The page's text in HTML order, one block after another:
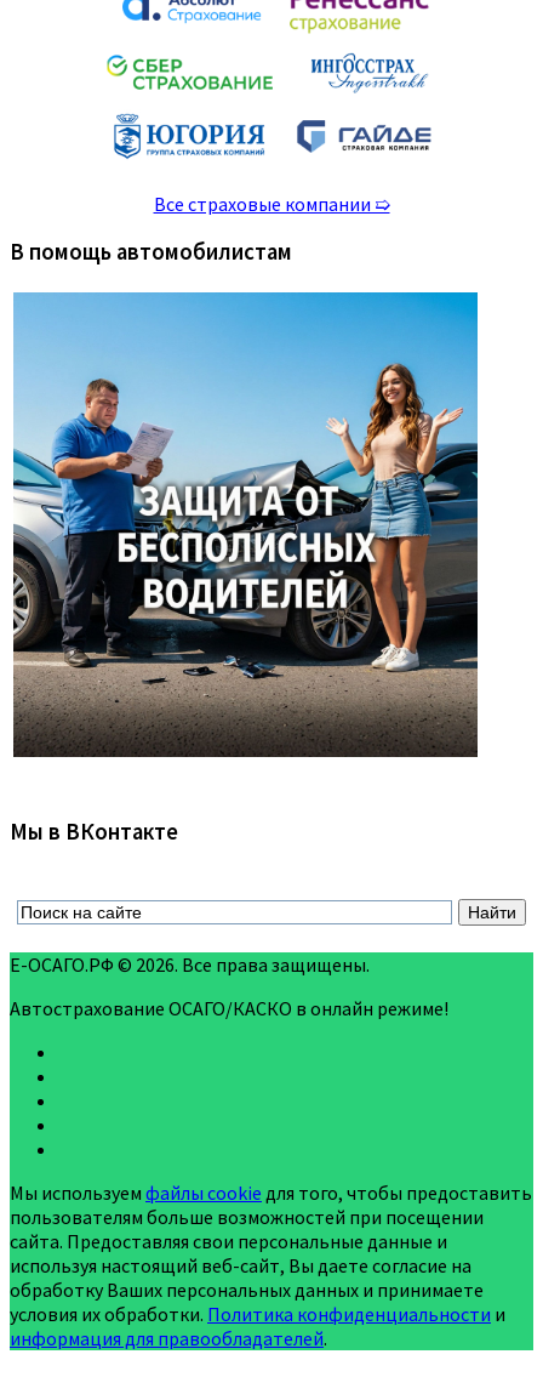
Все страховые компании ➯
В помощь автомобилистам
Мы в ВКонтакте
Е-ОСАГО.РФ © 2026. Все права защищены.
Автострахование ОСАГО/КАСКО в онлайн режиме!
Мы используем файлы cookie для того, чтобы предоставить
пользователям больше возможностей при посещении
сайта. Предоставляя свои персональные данные и
используя настоящий веб-сайт, Вы даете согласие на
обработку Ваших персональных данных и принимаете
условия их обработки. Политика конфиденциальности и
информация для правообладателей.